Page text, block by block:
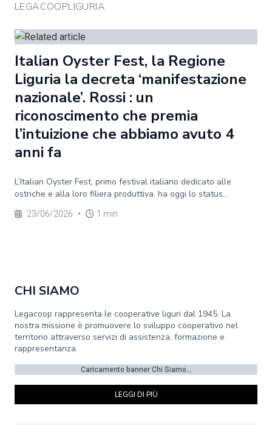
LEGACOOPLIGURIA
Italian Oyster Fest, la Regione
Liguria la decreta ‘manifestazione
nazionale’. Rossi : un
riconoscimento che premia
l’intuizione che abbiamo avuto 4
anni fa
L’Italian Oyster Fest, primo festival italiano dedicato alle
ostriche e alla loro filiera produttiva, ha oggi lo status...
23/06/2026 • 1 min
CHI SIAMO
Legacoop rappresenta le cooperative liguri dal 1945. La
nostra missione è promuovere lo sviluppo cooperativo nel
territorio attraverso servizi di assistenza, formazione e
rappresentanza.
Caricamento banner Chi Siamo...
LEGGI DI PIÙ